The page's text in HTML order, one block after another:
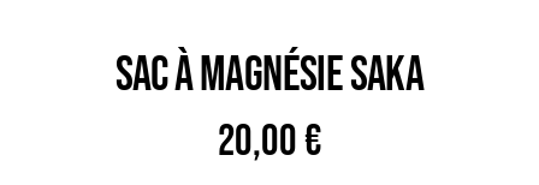
Sac à magnésie SAKA
20,00€